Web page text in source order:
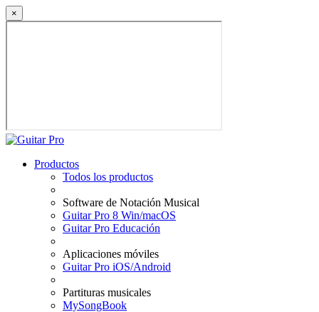
×
Productos
Todos los productos
Software de Notación Musical
Guitar Pro 8 Win/macOS
Guitar Pro Educación
Aplicaciones móviles
Guitar Pro iOS/Android
Partituras musicales
MySongBook